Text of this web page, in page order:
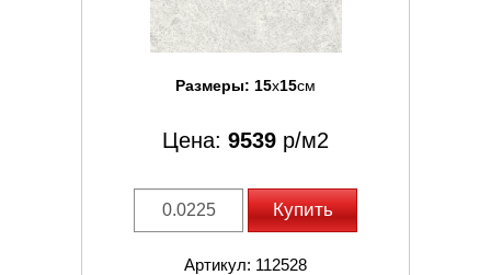
Размеры: 15x15см
Цена: 9539 р/м2
Купить
Артикул: 112528